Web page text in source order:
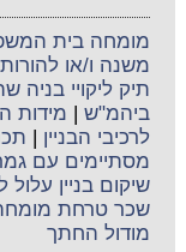
מומחה בית
משנה ו/או
תיק ליקויי
ביהמ"ש
מידות
לרכיבי הבניין
מסתיימים עם
שיקום בניין
שכר טרחת
מודול החתך